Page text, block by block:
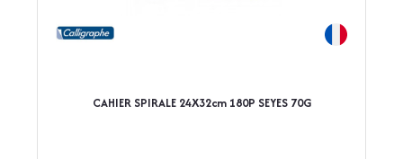
CAHIER SPIRALE 24X32cm 180P SEYES 70G